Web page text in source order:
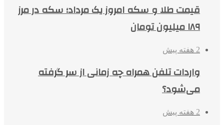
قیمت طلا و سکه امروز یک مرداد؛ سکه در مرز
۱۸۹ میلیون تومان
2 هفته پیش
واردات تلفن همراه چه زمانی از سر گرفته
می‌شود؟
2 هفته پیش